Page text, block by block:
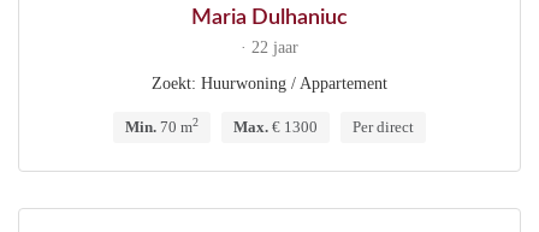
Maria Dulhaniuc
· 22 jaar
Zoekt: Huurwoning / Appartement
Min. 70 m2 Max. € 1300 Per direct